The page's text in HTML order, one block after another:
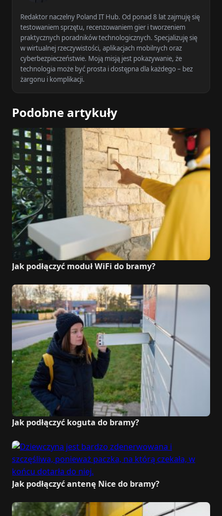
Redaktor naczelny Poland IT Hub. Od ponad 8 lat zajmuję się
testowaniem sprzętu, recenzowaniem gier i tworzeniem
praktycznych poradników technologicznych. Specjalizuję się
w wirtualnej rzeczywistości, aplikacjach mobilnych oraz
cyberbezpieczeństwie. Moją misją jest pokazywanie, że
technologia może być prosta i dostępna dla każdego – bez
żargonu i komplikacji.
Podobne artykuły
Jak podłączyć moduł WiFi do bramy?
Jak podłączyć koguta do bramy?
Jak podłączyć antenę Nice do bramy?